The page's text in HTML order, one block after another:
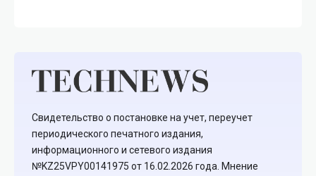
Свидетельство о постановке на учет, переучет
периодического печатного издания,
информационного и сетевого издания
№KZ25VPY00141975 от 16.02.2026 года. Мнение